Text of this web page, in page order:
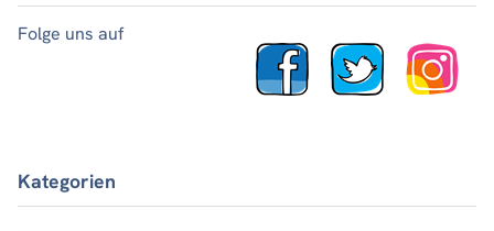
Folge uns auf
Kategorien